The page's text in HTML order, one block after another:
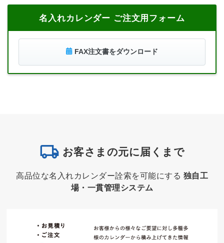
名入れカレンダー ご注文用フォーム
FAX注文書をダウンロード
お客さまの元に届くまで
高品位な名入れカレンダー詮索を可能にする 独自工
場・一貫管理システム